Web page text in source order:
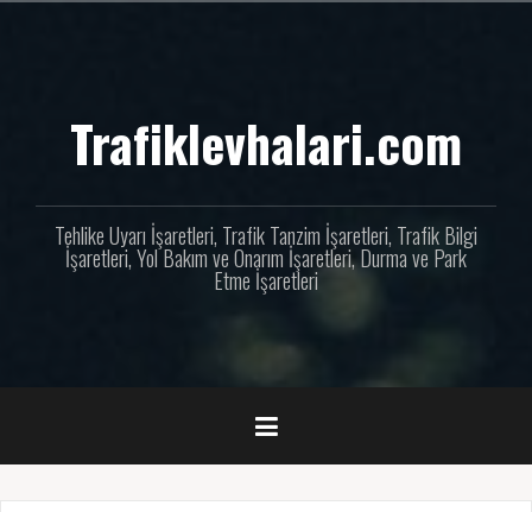
Trafiklevhalari.com
Tehlike Uyarı İşaretleri, Trafik Tanzim İşaretleri, Trafik Bilgi
İşaretleri, Yol Bakım ve Onarım İşaretleri, Durma ve Park
Etme İşaretleri